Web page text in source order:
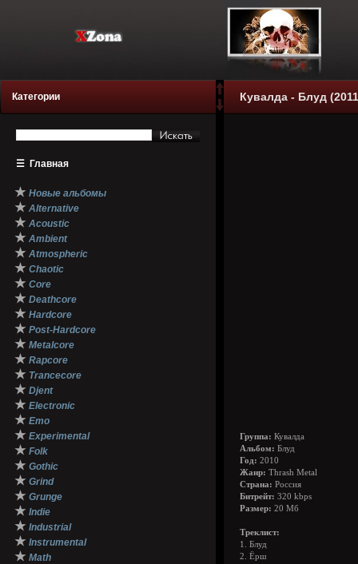
Категории
☰ Главная
★ Новые альбомы
★ Alternative
★ Acoustic
★ Ambient
★ Atmospheric
★ Chaotic
★ Core
★ Deathcore
★ Hardcore
★ Post-Hardcore
★ Metalcore
★ Rapcore
★ Trancecore
★ Djent
★ Electronic
★ Emo
★ Experimental
★ Folk
★ Gothic
★ Grind
★ Grunge
★ Indie
★ Industrial
★ Instrumental
★ Math
Кувалда - Блуд
Группа: Кувалда
Альбом: Блуд
Год: 2010
Жанр: Thrash Metal
Страна: Россия
Битрейт: 320 kbps
Размер: 20 Мб
Треклист:
1. Блуд
2. Ёрш